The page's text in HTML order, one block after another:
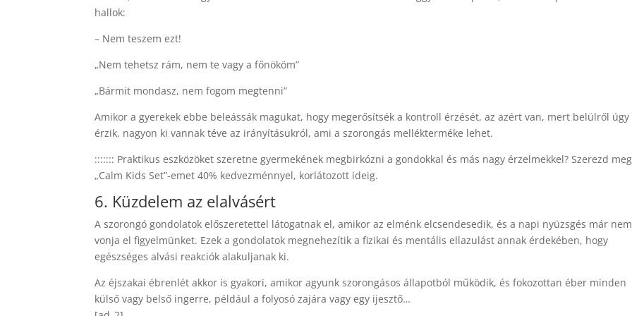
hallok:
– Nem teszem ezt!
„Nem tehetsz rám, nem te vagy a főnököm”
„Bármit mondasz, nem fogom megtenni”
Amikor a gyerekek ebbe beleássák magukat, hogy megerősítsék a kontroll érzését, az azért van, mert belülről úgy
érzik, nagyon ki vannak téve az irányításukról, ami a szorongás mellékterméke lehet.
::::::: Praktikus eszközöket szeretne gyermekének megbirkózni a gondokkal és más nagy érzelmekkel? Szerezd
„Calm Kids Set”-emet 40% kedvezménnyel, korlátozott ideig.
6. Küzdelem az elalvásért
A szorongó gondolatok előszeretettel látogatnak el, amikor az elménk elcsendesedik, és a napi nyüzsgés már nem
vonja el figyelmünket. Ezek a gondolatok megnehezítik a fizikai és mentális ellazulást annak érdekében, hogy
egészséges alvási reakciók alakuljanak ki.
Az éjszakai ébrenlét akkor is gyakori, amikor agyunk szorongásos állapotból működik, és fokozottan éber minden
külső vagy belső ingerre, például a folyosó zajára vagy egy ijesztő…